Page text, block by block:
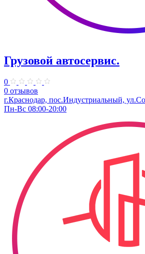
Грузовой автосервис.
0
0 отзывов
г.Краснодар, пос.Индустриальный,
Пн-Вс 08:00-20:00